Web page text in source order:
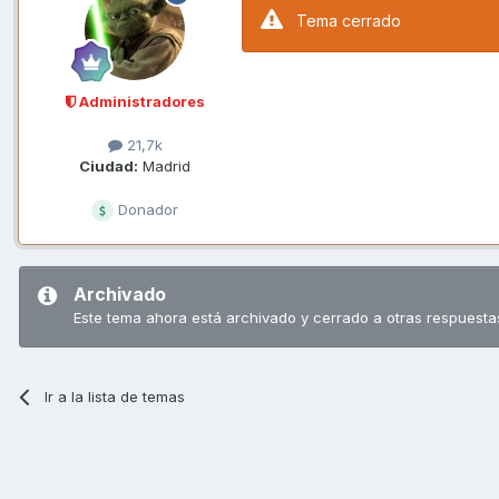
Administradores
21,7k
Ciudad: Madrid
Donador
Tema cerrado
Archivado
Este tema ahora está archivado y cerrado a otras
Ir a la lista de temas